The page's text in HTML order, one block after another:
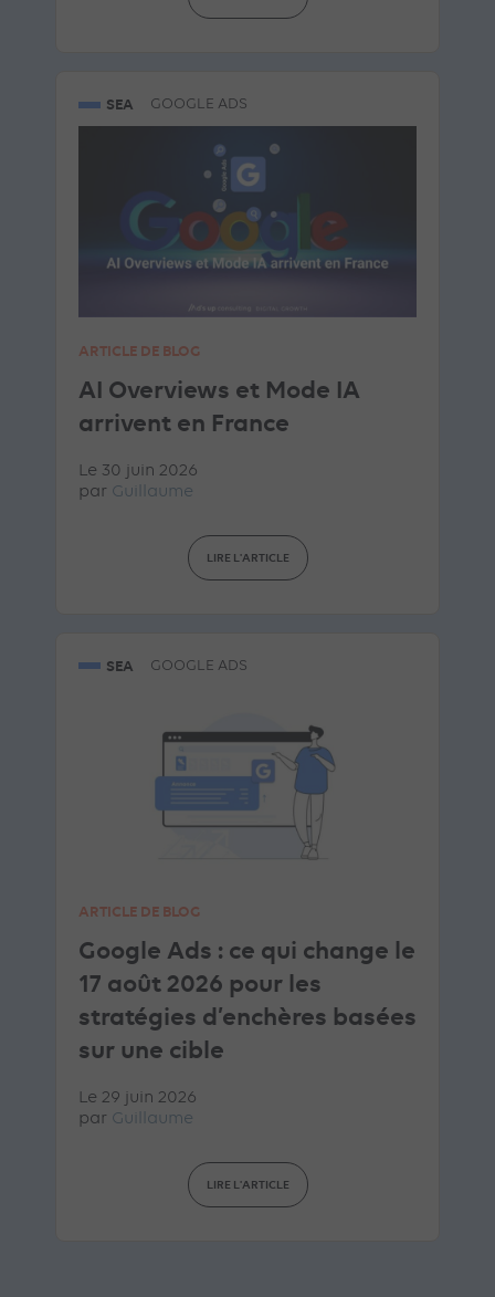
SEA GOOGLE ADS
ARTICLE DE BLOG
AI Overviews et Mode IA
arrivent en France
Le 30 juin 2026
par Guillaume
LIRE L'ARTICLE
SEA GOOGLE ADS
ARTICLE DE BLOG
Google Ads : ce qui change le
17 août 2026 pour les
stratégies d’enchères basées
sur une cible
Le 29 juin 2026
par Guillaume
LIRE L'ARTICLE